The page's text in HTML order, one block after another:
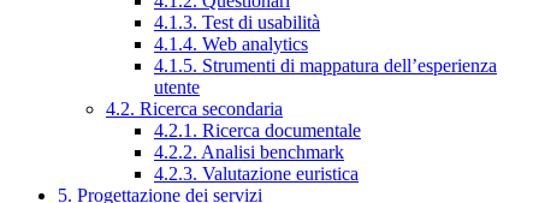
4.1.3. Test di usabilità
4.1.4. Web analytics
4.1.5. Strumenti di mappatura dell’esperienza
utente
4.2. Ricerca secondaria
4.2.1. Ricerca documentale
4.2.2. Analisi benchmark
4.2.3. Valutazione euristica
5. Progettazione dei servizi